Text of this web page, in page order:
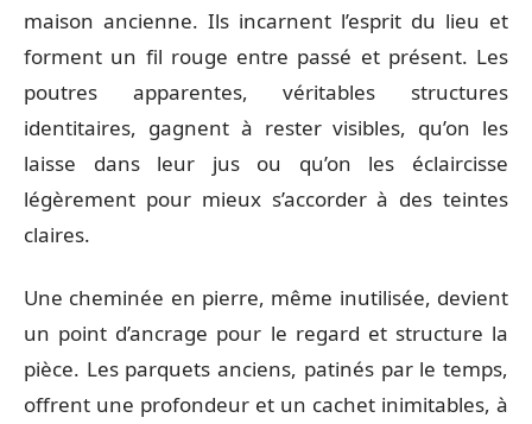
maison ancienne. Ils incarnent l’esprit du lieu et
forment un fil rouge entre passé et présent. Les
poutres apparentes, véritables structures
identitaires, gagnent à rester visibles, qu’on les
laisse dans leur jus ou qu’on les éclaircisse
légèrement pour mieux s’accorder à des teintes
claires.
Une cheminée en pierre, même inutilisée, devient
un point d’ancrage pour le regard et structure la
pièce. Les parquets anciens, patinés par le temps,
offrent une profondeur et un cachet inimitables, à